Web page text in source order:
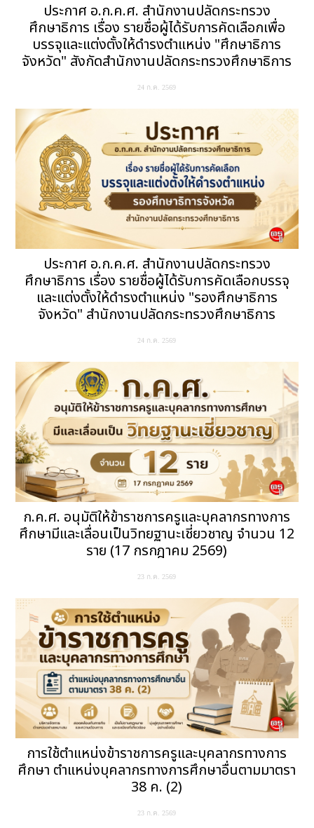
ประกาศ อ.ก.ค.ศ. สำนักงานปลัดกระทรวง
ศึกษาธิการ เรื่อง รายชื่อผู้ได้รับการคัดเลือกเพื่อ
บรรจุและแต่งตั้งให้ดำรงตำแหน่ง "ศึกษาธิการ
จังหวัด" สังกัดสำนักงานปลัดกระทรวงศึกษาธิการ
24 ก.ค. 2569
ประกาศ อ.ก.ค.ศ. สำนักงานปลัดกระทรวง
ศึกษาธิการ เรื่อง รายชื่อผู้ได้รับการคัดเลือกบรรจุ
และแต่งตั้งให้ดำรงตำแหน่ง "รองศึกษาธิการ
จังหวัด" สำนักงานปลัดกระทรวงศึกษาธิการ
24 ก.ค. 2569
ก.ค.ศ. อนุมัติให้ข้าราชการครูและบุคลากรทางการ
ศึกษามีและเลื่อนเป็นวิทยฐานะเชี่ยวชาญ จำนวน 12
ราย (17 กรกฎาคม 2569)
23 ก.ค. 2569
การใช้ตำแหน่งข้าราชการครูและบุคลากรทางการ
ศึกษา ตำแหน่งบุคลากรทางการศึกษาอื่นตามมาตรา
38 ค. (2)
23 ก.ค. 2569